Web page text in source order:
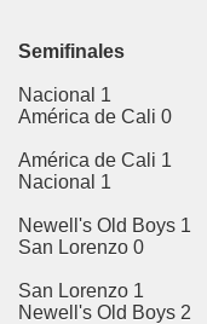
Semifinales
Nacional 1
América de Cali 0
América de Cali 1
Nacional 1
Newell's Old Boys 1
San Lorenzo 0
San Lorenzo 1
Newell's Old Boys 2
Marcos
Ignacio
Pablo